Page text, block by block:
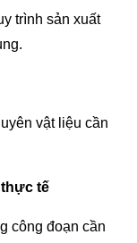
trình sản xuất
vật liệu cần
tế
công đoạn cần